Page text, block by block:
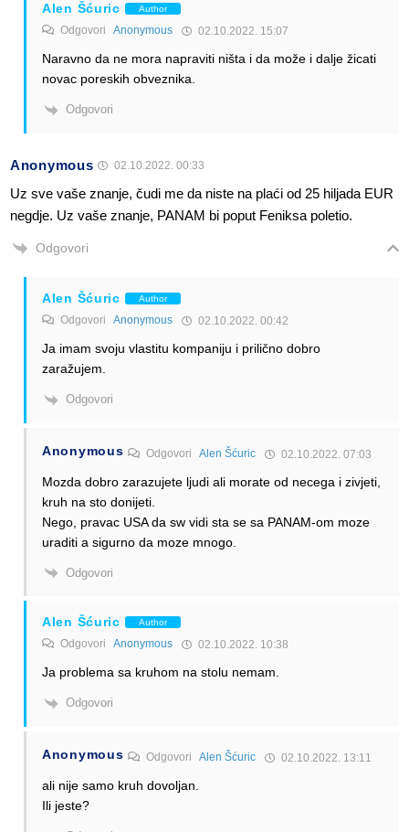
Alen Šćuric Author
Odgovori Anonymous 02.10.2022. 15:07
Naravno da ne mora napraviti ništa i da može i dalje žicati
novac poreskih obveznika.
Odgovori
Anonymous 02.10.2022. 00:33
Uz sve vaše znanje, čudi me da niste na plaći od 25 hiljada EUR
negdje. Uz vaše znanje, PANAM bi poput Feniksa poletio.
Odgovori
Alen Šćuric Author
Odgovori Anonymous 02.10.2022. 00:42
Ja imam svoju vlastitu kompaniju i prilično dobro
zaražujem.
Odgovori
Anonymous OdgovoriAlen Šćuric 02.10.2022. 07:03
Mozda dobro zarazujete ljudi ali morate od necega i zivjeti,
kruh na sto donijeti.
Nego, pravac USA da sw vidi sta se sa PANAM-om moze
uraditi a sigurno da moze mnogo.
Odgovori
Alen Šćuric Author
Odgovori Anonymous 02.10.2022. 10:38
Ja problema sa kruhom na stolu nemam.
Odgovori
Anonymous OdgovoriAlen Šćuric 02.10.2022. 13:11
ali nije samo kruh dovoljan.
Ili jeste?